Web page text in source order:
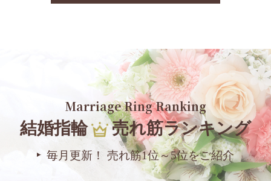
Marriage Ring Ranking
結婚指輪 売れ筋ランキング
毎月更新！ 売れ筋1位～5位をご紹介